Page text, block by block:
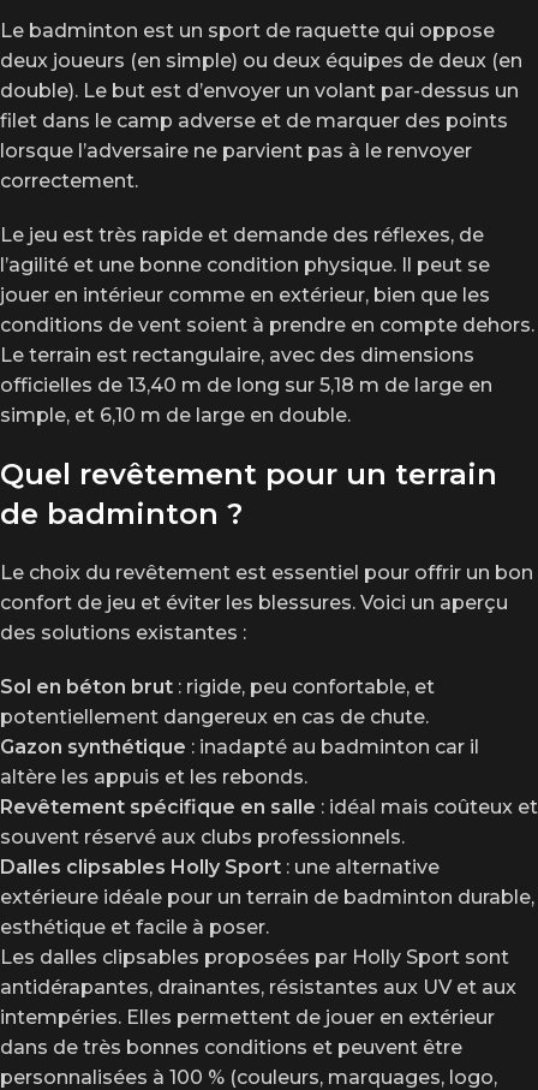
Le badminton est un sport de raquette qui oppose
deux joueurs (en simple) ou deux équipes de deux (en
double). Le but est d’envoyer un volant par-dessus un
filet dans le camp adverse et de marquer des points
lorsque l’adversaire ne parvient pas à le renvoyer
correctement.
Le jeu est très rapide et demande des réflexes, de
l’agilité et une bonne condition physique. Il peut se
jouer en intérieur comme en extérieur, bien que les
conditions de vent soient à prendre en compte dehors.
Le terrain est rectangulaire, avec des dimensions
officielles de 13,40 m de long sur 5,18 m de large en
simple, et 6,10 m de large en double.
Quel revêtement pour un terrain
de badminton ?
Le choix du revêtement est essentiel pour offrir un bon
confort de jeu et éviter les blessures. Voici un aperçu
des solutions existantes :
Sol en béton brut : rigide, peu confortable, et
potentiellement dangereux en cas de chute.
Gazon synthétique : inadapté au badminton car il
altère les appuis et les rebonds.
Revêtement spécifique en salle : idéal mais coûteux et
souvent réservé aux clubs professionnels.
Dalles clipsables Holly Sport : une alternative
extérieure idéale pour un terrain de badminton durable,
esthétique et facile à poser.
Les dalles clipsables proposées par Holly Sport sont
antidérapantes, drainantes, résistantes aux UV et aux
intempéries. Elles permettent de jouer en extérieur
dans de très bonnes conditions et peuvent être
personnalisées à 100 % (couleurs, marquages, logo,